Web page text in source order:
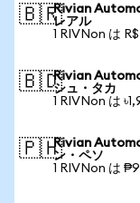
🇧🇷Rivian
レアル
1 RIVNon は
🇧🇩Rivian
シュ・タカ
1 RIVNon は
🇵🇭Rivian
ン・ペソ
1 RIVNon は